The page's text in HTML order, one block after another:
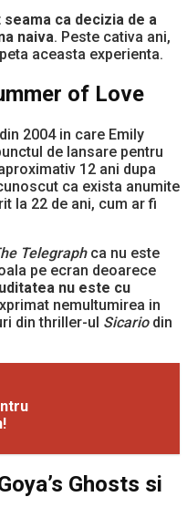
seama ca decizia de a
naiva. Peste cativa ani,
aceasta experienta.
of Love
2004 in care Emily
de lansare pentru
12 ani dupa
ca exista anumite
la 22 de ani, cum ar fi
Telegraphca nu este
pe ecran deoarece
nu este cu
nemultumirea in
din thriller-ul Sicariodin
Ghosts si